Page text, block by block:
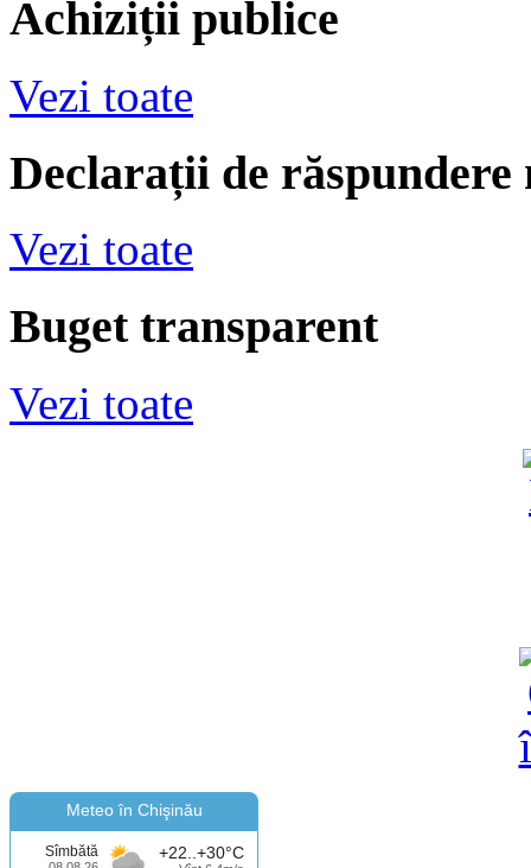
Achiziții publice
Vezi toate
Declarații de răspundere
Vezi toate
Buget transparent
Vezi toate
Meteo în Chişinău
Sîmbătă +22..+30°C